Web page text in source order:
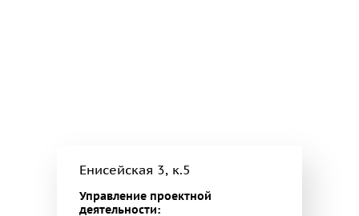
Енисейская 3, к.5
Управление проектной
деятельности: